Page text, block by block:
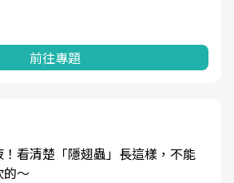
前往專題
看清楚「隱翅蟲」長這樣，不能
的～